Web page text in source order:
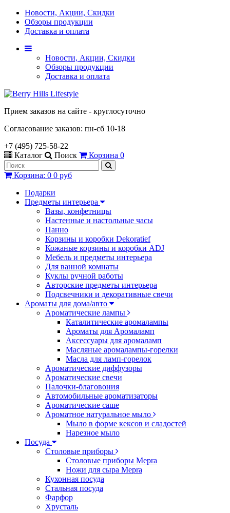
Новости, Акции, Скидки
Обзоры продукции
Доставка и оплата
Новости, Акции, Скидки
Обзоры продукции
Доставка и оплата
Прием заказов на сайте - круглосуточно
Согласование заказов: пн-сб 10-18
+7 (495) 725-58-22
Каталог
Поиск Корзина 0
Корзина: 0 0 руб
Подарки
Предметы интерьера
Вазы, конфетницы
Настенные и настольные часы
Панно
Корзины и коробки Dekoratief
Кожаные корзины и коробки ADJ
Мебель и предметы интерьера
Для ванной комнаты
Куклы ручной работы
Авторские предметы интерьера
Подсвечники и декоративные свечи
Ароматы для дома/авто
Ароматические лампы
Каталитические аромалампы
Ароматы для Аромаламп
Аксессуары для аромаламп
Масляные аромалампы-горелки
Масла для ламп-горелок
Ароматические диффузоры
Ароматические свечи
Палочки-благовония
Автомобильные ароматизаторы
Ароматические саше
Ароматное натуральное мыло
Мыло в форме кексов и сладостей
Нарезное мыло
Посуда
Столовые приборы
Столовые приборы Mepra
Ножи для сыра Mepra
Кухонная посуда
Стальная посуда
Фарфор
Хрусталь